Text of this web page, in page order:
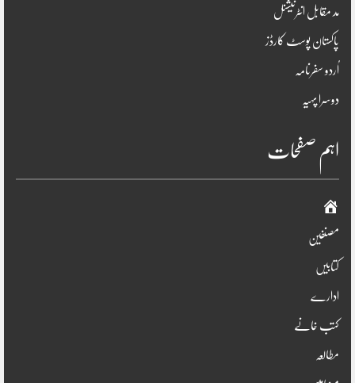
مد مقابل انٹرنیشنل
پاکستان پوسٹ کارڈز
اُردو سفرنامہ
دوسرا پہیہ
اہم صفحات
صفحہ
اوّل
مصنفین
کتابیں
ادارے
کتب خانے
مطالعہ